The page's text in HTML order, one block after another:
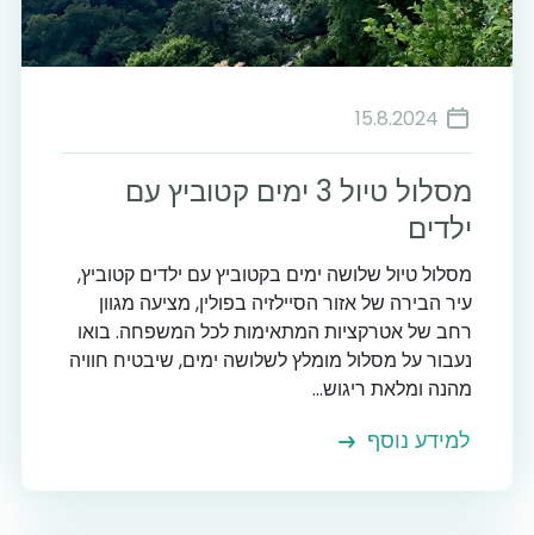
15.8.2024
מסלול טיול 3 ימים קטוביץ עם
ילדים
מסלול טיול שלושה ימים בקטוביץ עם ילדים קטוביץ,
עיר הבירה של אזור הסיילזיה בפולין, מציעה מגוון
רחב של אטרקציות המתאימות לכל המשפחה. בואו
נעבור על מסלול מומלץ לשלושה ימים, שיבטיח חוויה
מהנה ומלאת ריגוש...
למידע נוסף